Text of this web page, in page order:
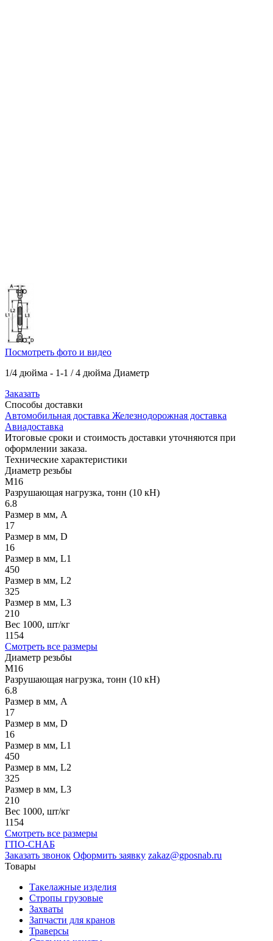
Посмотреть фото и видео
1/4 дюйма - 1-1 / 4 дюйма Диаметр
Заказать
Способы доставки
Автомобильная доставка Железнодорожная доставка
Авиадоставка
Итоговые сроки и стоимость доставки уточняются при
оформлении заказа.
Технические характеристики
Диаметр резьбы
М16
Разрушающая нагрузка, тонн (10 кН)
6.8
Размер в мм, A
17
Размер в мм, D
16
Размер в мм, L1
450
Размер в мм, L2
325
Размер в мм, L3
210
Вес 1000, шт/кг
1154
Смотреть все размеры
Диаметр резьбы
М16
Разрушающая нагрузка, тонн (10 кН)
6.8
Размер в мм, A
17
Размер в мм, D
16
Размер в мм, L1
450
Размер в мм, L2
325
Размер в мм, L3
210
Вес 1000, шт/кг
1154
Смотреть все размеры
ГПО-СНАБ
Заказать звонок Оформить заявку zakaz@gposnab.ru
Товары
Такелажные изделия
Стропы грузовые
Захваты
Запчасти для кранов
Траверсы